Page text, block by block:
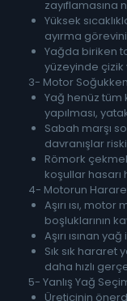
zayıflamasına
Yüksek
ayırma
Yağda biriken
yüzeyinde çizik
3- Motor Soğukken
Yağ henüz
yapılması,
Sabah marşı
davranışlar riski
Römork
koşullar hasarı
4- Motorun Hararet
Aşırı ısı,
boşluklarının
Aşırı ısınan
Sık sık
daha hızlı
5- Yanlış Yağ
Üreticinin